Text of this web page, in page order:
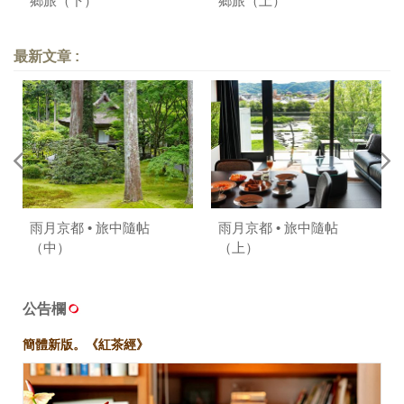
最新文章 :
雨月京都 • 旅中隨帖
（中）
雨月京都 • 旅中隨帖
（上）
公告欄
簡體新版。《紅茶經》